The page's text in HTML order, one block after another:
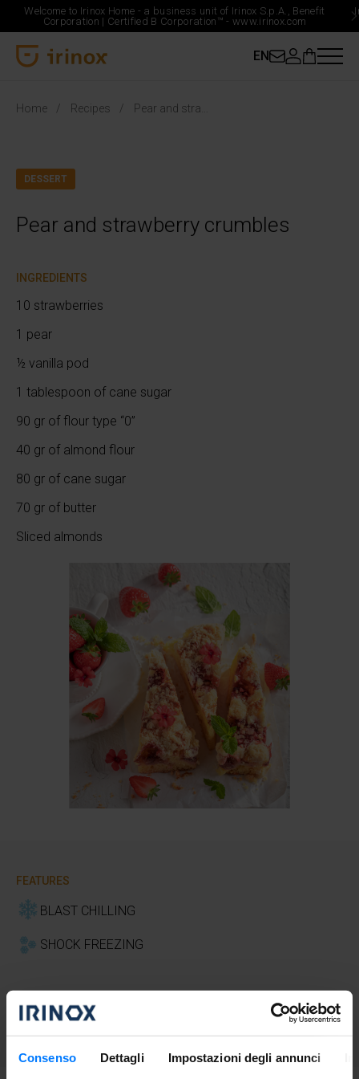
Consenso Dettagli Impostazioni degli annunci
Welcome to Irinox Home - a business unit of Irinox S.p.A., Benefit
Corporation | Certified B Corporation™ - www.irinox.com
EN
Home Recipes
DESSERT
Pear and strawberry crumbles
INGREDIENTS
10 strawberries
1 pear
½ vanilla pod
1 tablespoon of cane sugar
90 gr of flour type “0”
40 gr of almond flour
80 gr of cane sugar
70 gr of butter
Sliced almonds
FEATURES
BLAST CHILLING
SHOCK FREEZING
Easy